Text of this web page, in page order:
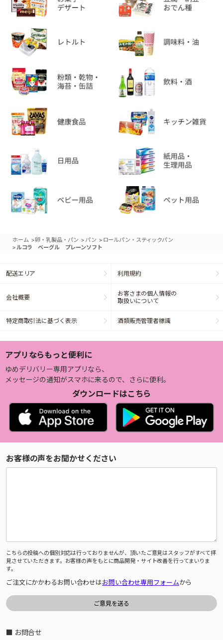
ホーム >卵・乳製品・パン > パン > ロールパン・スティックパン
> ルコラ ベーグル プレーンソフト
配送エリア 利用規約
会社概要
お客さまの個人情報の
取扱いについて
特定商取引法に基づく表示 酒類販売管理者標識
アプリならもっと便利に
ゆめデリバリー専用アプリなら、
メッセージの通知がスマホに来るので、さらに便利。
ダウンロードはこちら
お客様の声をお聞かせください
こちらの投稿への個別対応は行っておりませんが、頂いたご意見はスタッフがすべて拝
見させていただきます。お客様の声をもとに商品開発・サイト改善を行ってまいりま
す。
ご注文にかかわるお問い合わせはお問い合わせ専用フォームから
■ お問合せ